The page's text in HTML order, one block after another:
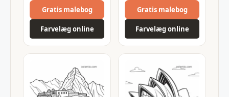
Gratis malebog
Farvelæg online
Gratis malebog
Farvelæg online